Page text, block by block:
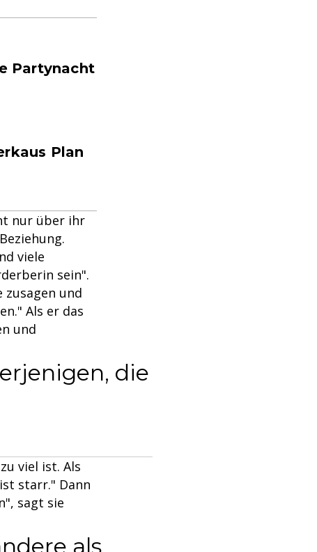
Partynacht
Plan
nur über ihr
viele
sein".
zusagen und
Als er das
und
die
viel ist. Als
starr." Dann
sagt sie
als